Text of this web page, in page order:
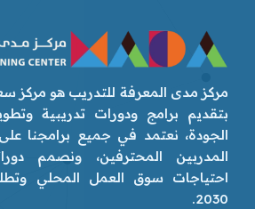
مركز مدى المعرفة للتدريب هو
بتقديم برامج ودورات تدريبية
الجودة، نعتمد في جميع برامجنا
المدربين المحترفين، ونصمم
احتياجات سوق العمل المحلي
2030.